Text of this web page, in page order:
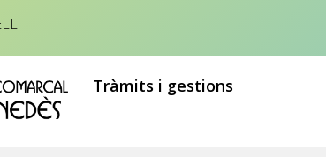
Tràmits i gestions